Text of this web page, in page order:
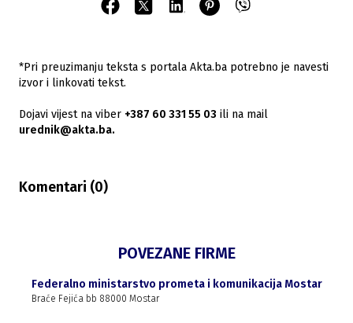
*Pri preuzimanju teksta s portala Akta.ba potrebno je navesti
izvor i linkovati tekst.
Dojavi vijest na viber +387 60 331 55 03 ili na mail
urednik@akta.ba.
Komentari (0)
POVEZANE FIRME
Federalno ministarstvo prometa i komunikacija Mostar
Braće Fejića bb 88000 Mostar